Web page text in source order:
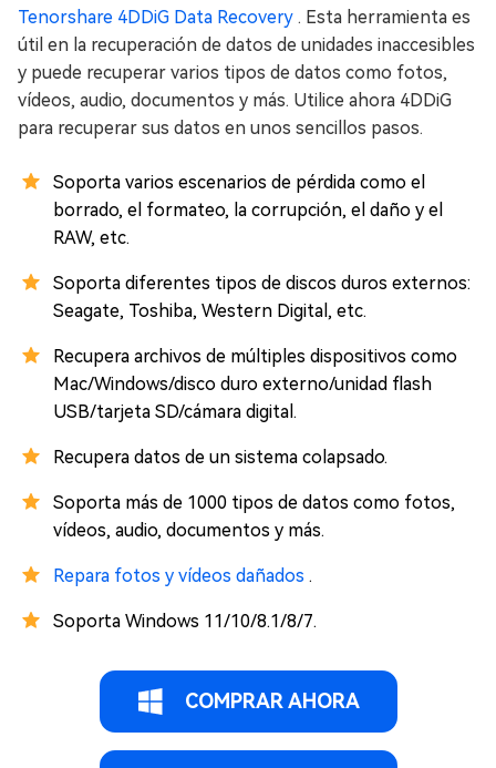
Tenorshare 4DDiG Data Recovery . Esta herramienta es
útil en la recuperación de datos de unidades inaccesibles
y puede recuperar varios tipos de datos como fotos,
vídeos, audio, documentos y más. Utilice ahora 4DDiG
para recuperar sus datos en unos sencillos pasos.
Soporta varios escenarios de pérdida como el
borrado, el formateo, la corrupción, el daño y el
RAW, etc.
Soporta diferentes tipos de discos duros externos:
Seagate, Toshiba, Western Digital, etc.
Recupera archivos de múltiples dispositivos como
Mac/Windows/disco duro externo/unidad flash
USB/tarjeta SD/cámara digital.
Recupera datos de un sistema colapsado.
Soporta más de 1000 tipos de datos como fotos,
vídeos, audio, documentos y más.
Repara fotos y vídeos dañados .
Soporta Windows 11/10/8.1/8/7.
COMPRAR AHORA